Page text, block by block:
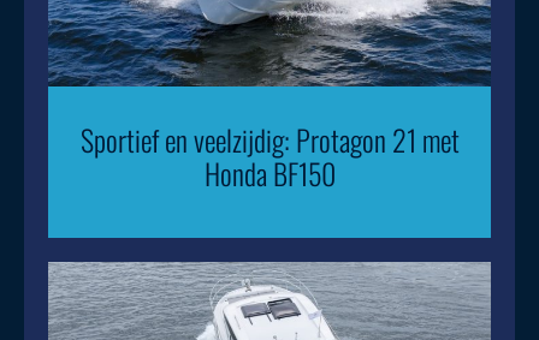
Sportief en veelzijdig: Protagon 21 met
Honda BF150